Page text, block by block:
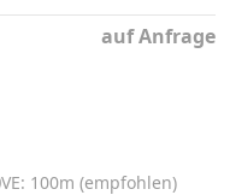
auf Anfrage
VE: 100m (empfohlen)